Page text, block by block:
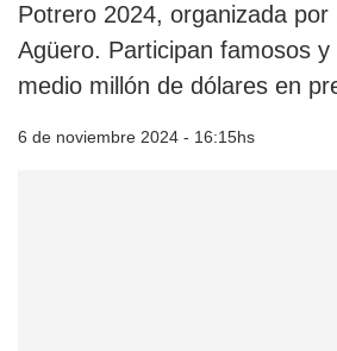
Potrero 2024, organizada por
Agüero. Participan famosos
medio millón de dólares en
6 de noviembre 2024 - 16:15hs